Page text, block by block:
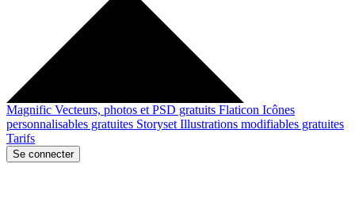
Magnific Vecteurs, photos et PSD gratuits Flaticon Icônes
personnalisables gratuites Storyset Illustrations modifiables gratuites
Tarifs
Se connecter